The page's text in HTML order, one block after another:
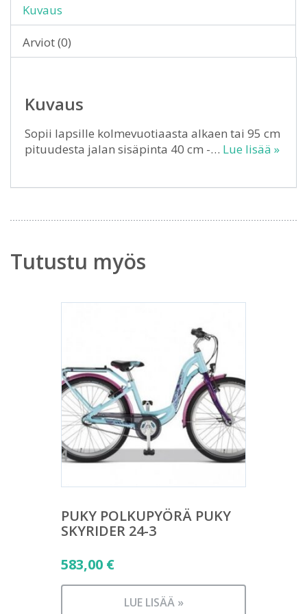
Kuvaus
Arviot (0)
Kuvaus
Sopii lapsille kolmevuotiaasta alkaen tai 95 cm
pituudesta jalan sisäpinta 40 cm -… Lue lisää »
Tutustu myös
PUKY POLKUPYÖRÄ PUKY
SKYRIDER 24-3
583,00 €
LUE LISÄÄ »